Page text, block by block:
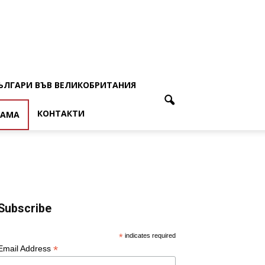
ВЪВ ВЕЛИКОБРИТАНИЯ
КОНТАКТИ
* indicates required
Address *